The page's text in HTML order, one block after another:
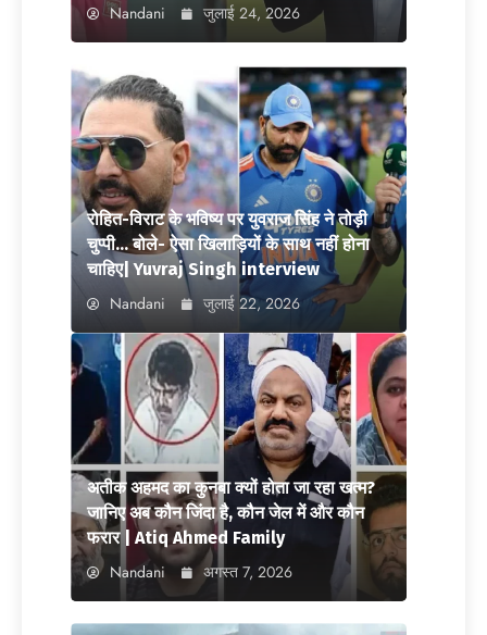
Nandani जुलाई 24, 2026
रोहित-विराट के भविष्य पर युवराज सिंह ने तोड़ी
चुप्पी… बोले- ऐसा खिलाड़ियों के साथ नहीं होना
चाहिए| Yuvraj Singh interview
Nandani जुलाई 22, 2026
अतीक अहमद का कुनबा क्यों होता जा रहा खत्म?
जानिए अब कौन जिंदा है, कौन जेल में और कौन
फरार | Atiq Ahmed Family
Nandani अगस्त 7, 2026